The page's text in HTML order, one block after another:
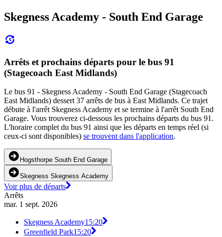
Skegness Academy - South End Garage
Arrêts et prochains départs pour le bus 91
(Stagecoach East Midlands)
Le bus 91 - Skegness Academy - South End Garage (Stagecoach
East Midlands) dessert 37 arrêts de bus à East Midlands. Ce trajet
débute à l'arrêt Skegness Academy et se termine à l'arrêt South End
Garage. Vous trouverez ci-dessous les prochains départs du bus 91.
L'horaire complet du bus 91 ainsi que les départs en temps réel (si
ceux-ci sont disponibles) se trouvent dans l'application.
Hogsthorpe South End Garage
Skegness Skegness Academy
Voir plus de départs
Arrêts
mar. 1 sept. 2026
Skegness Academy15:20
Greenfield Park15:20